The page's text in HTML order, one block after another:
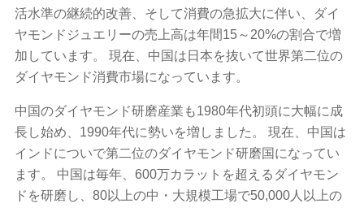
活水準の継続的改善、そして消費の急拡大に伴い、ダイ
ヤモンドジュエリーの売上高は年間15～20%の割合で増
加しています。 現在、中国は日本を抜いて世界第二位の
ダイヤモンド消費市場になっています。
中国のダイヤモンド研磨産業も1980年代初頭に大幅に成
長し始め、1990年代に勢いを増しました。 現在、中国は
インドについで第二位のダイヤモンド研磨国になってい
ます。 中国は毎年、600万カラットを超えるダイヤモン
ドを研磨し、80以上の中・大規模工場で50,000人以上の